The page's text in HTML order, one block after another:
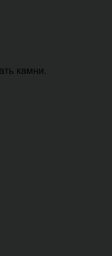
камни.